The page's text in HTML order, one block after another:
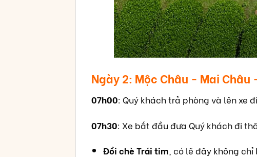
Ngày 2: Mộc Châu - Mai
07h00: Quý khách trả phòng và lên xe
07h30: Xe bắt đầu đưa Quý khách đi
Đồi chè Trái tim, có lẽ đây không